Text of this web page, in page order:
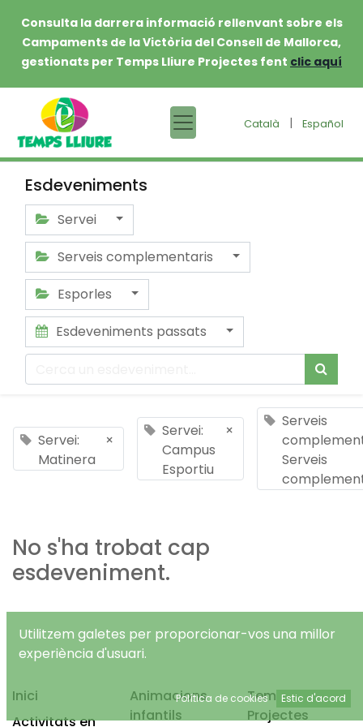
Consulta la darrera informació rellenvant sobre els
Campaments de la Victòria del Consell de Mallorca,
gestionats per Temps Lliure Projectes fent clic aquí
Català | Español
Esdeveniments
Servei
Serveis complementaris
Esporles
Esdeveniments passats
Servei:
Matinera
×
Servei:
Campus
Esportiu
×
Serveis
Serveis
No s'ha trobat cap
esdeveniment.
Inici
Activitats en
Animacions
infantils
Temps Lliure
Projectes
Utilitzem galetes per proporcionar-vos una millor
experiència d'usuari.
Política de cookies Estic d'acord